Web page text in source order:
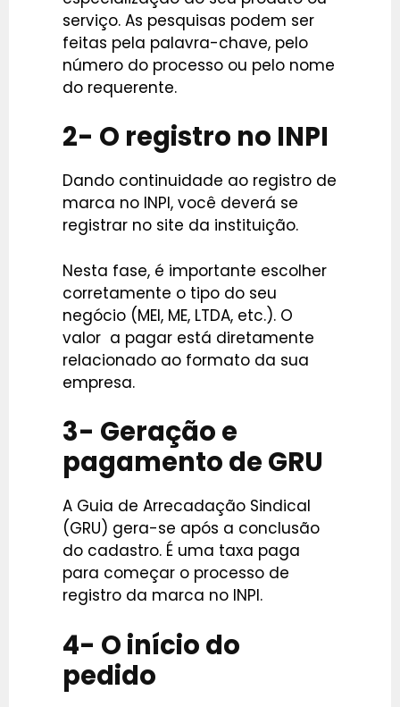
serviço. As pesquisas podem ser
feitas pela palavra-chave, pelo
número do processo ou pelo nome
do requerente.
2- O registro no INPI
Dando continuidade ao registro de
marca no INPI, você deverá se
registrar no site da instituição.
Nesta fase, é importante escolher
corretamente o tipo do seu
negócio (MEI, ME, LTDA, etc.). O
valor a pagar está diretamente
relacionado ao formato da sua
empresa.
3- Geração e
pagamento de GRU
A Guia de Arrecadação Sindical
(GRU) gera-se após a conclusão
do cadastro. É uma taxa paga
para começar o processo de
registro da marca no INPI.
4- O início do
pedido